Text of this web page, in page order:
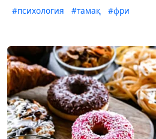
#психология #тамақ #фри